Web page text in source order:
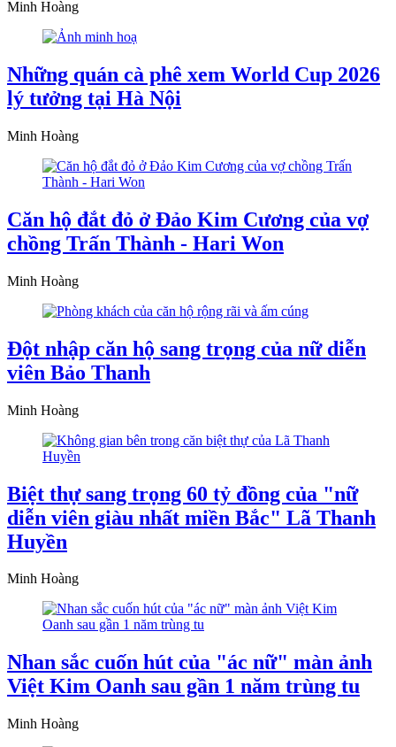
Minh Hoàng
Những quán cà phê xem World Cup 2026
lý tưởng tại Hà Nội
Minh Hoàng
Căn hộ đắt đỏ ở Đảo Kim Cương của vợ
chồng Trấn Thành - Hari Won
Minh Hoàng
Đột nhập căn hộ sang trọng của nữ diễn
viên Bảo Thanh
Minh Hoàng
Biệt thự sang trọng 60 tỷ đồng của "nữ
diễn viên giàu nhất miền Bắc" Lã Thanh
Huyền
Minh Hoàng
Nhan sắc cuốn hút của "ác nữ" màn ảnh
Việt Kim Oanh sau gần 1 năm trùng tu
Minh Hoàng